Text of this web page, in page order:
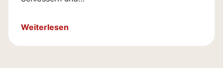
Weiterlesen